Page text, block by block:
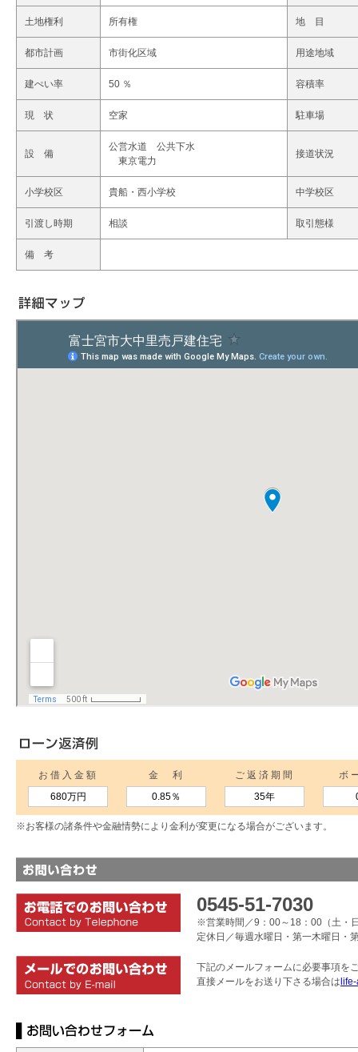
土地権利 所有権 地 目
都市計画 市街化区域 用途地域
建ぺい率 50 ％ 容積率
現 状 空家 駐車場
設 備
公営水道 公共下水
東京電力
接道状況
小学校区 貴船・西小学校 中学校区
引渡し時期 相談 取引態様
備 考
お借入金額
680万円
金 利
0.85％
ご返済期間
35年
ボ
※お客様の諸条件や金融情勢により金利が変更になる場合がございます。
0545-51-7030
※営業時間／9：00～18：00（土・
定休日／毎週水曜日・第一木曜日・
下記のメールフォームに必要事項を
直接メールをお送り下さる場合はlife-